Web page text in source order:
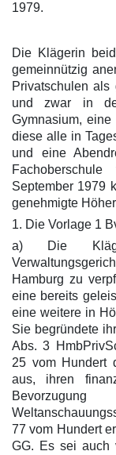
1979.
Die Klägerin
gemeinnützig
Privatschulen als
und zwar in
Gymnasium,
diese alle in
und eine
September 1979
genehmigte
1. Die Vorlage 1
a) Die
Hamburg zu
eine bereits
eine weitere in
Sie begründete
Abs. 3
25 vom Hundert
aus, ihren
77 vom Hundert
GG. Es sei auch